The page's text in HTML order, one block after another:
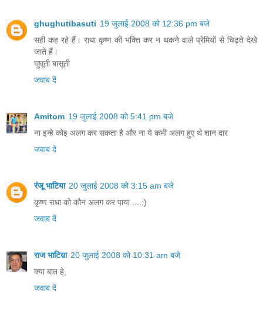
ghughutibasuti 19 जुलाई 2008 को 12:36 pm बजे
सही कह रहे हैं। राधा कृष्ण की भक्ति कर न थकने वाले प्रेमियों से चिढ़ते देखे
जाते हैं।
घुघूती बासूती
जवाब दें
Amitom 19 जुलाई 2008 को 5:41 pm बजे
ना इन्हे कोइ अलग कर सकता है और ना ये कभी अलग हुए थे शान दार
जवाब दें
रंजू भाटिया 20 जुलाई 2008 को 3:15 am बजे
कृष्ण राधा को कौन अलग कर पाया ....:)
जवाब दें
राज भाटिय़ा 20 जुलाई 2008 को 10:31 am बजे
क्या बात हे,
जवाब दें